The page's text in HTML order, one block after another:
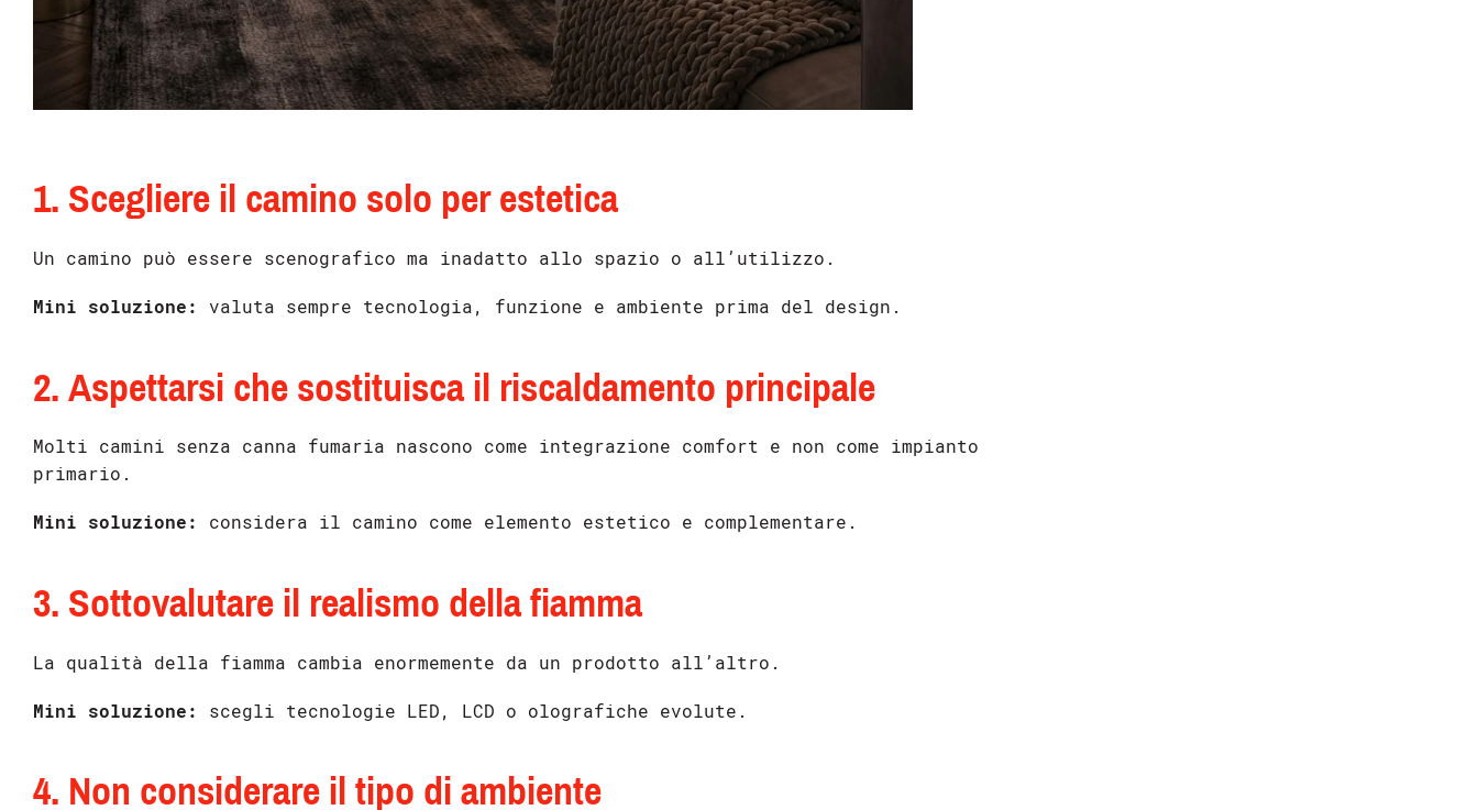
1. Scegliere il camino solo per estetica
Un camino può essere scenografico ma inadatto allo spazio o all’utilizzo.
Mini soluzione: valuta sempre tecnologia, funzione e ambiente prima del design.
2. Aspettarsi che sostituisca il riscaldamento principale
Molti camini senza canna fumaria nascono come integrazione comfort e non come impianto
primario.
Mini soluzione: considera il camino come elemento estetico e complementare.
3. Sottovalutare il realismo della fiamma
La qualità della fiamma cambia enormemente da un prodotto all’altro.
Mini soluzione: scegli tecnologie LED, LCD o olografiche evolute.
4. Non considerare il tipo di ambiente